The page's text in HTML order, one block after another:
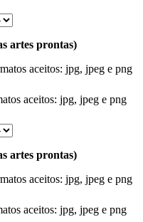
artes prontas)
aceitos: jpg, jpeg e png
aceitos: jpg, jpeg e png
artes prontas)
aceitos: jpg, jpeg e png
aceitos: jpg, jpeg e png